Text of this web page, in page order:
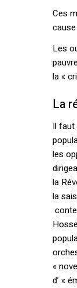
Ces
Les
la «
La
Il faut
les
la
la
«
d’ «